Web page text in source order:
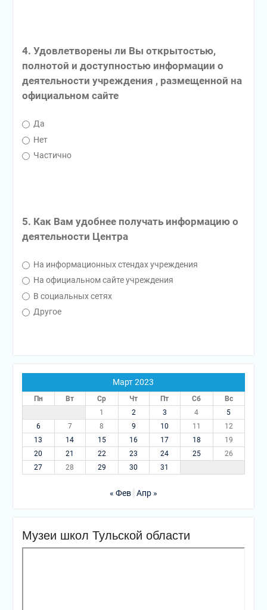
4. Удовлетворены ли Вы открытостью,
полнотой и доступностью информации о
деятельности учреждения , размещенной на
официальном сайте
Да
Нет
Частично
5. Как Вам удобнее получать информацию о
деятельности Центра
На информационных стендах учреждения
На официальном сайте учреждения
В социальных сетях
Другое
Март 2023
Пн Вт Ср Чт Пт Сб
Вс
1
2 3 4
5
6
7 8 9 10 11
12
13
14 15 16 17 18
19
20
21 22 23 24 25
26
27
28 29 30 31
« Фев Апр »
Музеи школ Тульской области